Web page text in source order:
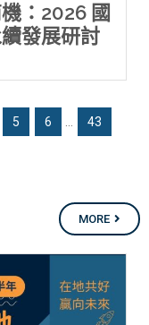
：2026 國
發展研討
5 6 … 43
MORE